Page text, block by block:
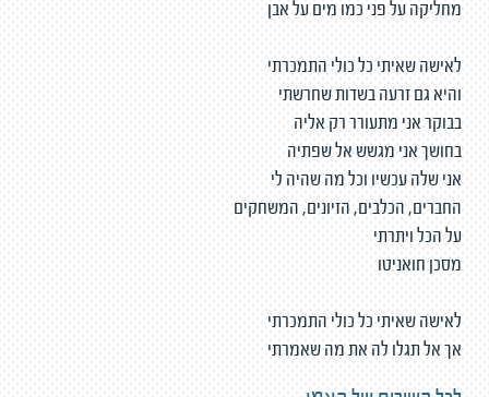
מחליקה על פני כמו מים על אבן
לאישה שאיתי כל כולי התמכרתי
והיא גם זרעה בשדות שחרשתי
בבוקר אני מתעורר רק אליה
בחושך אני מגשש אל שפתיה
אני שלה עכשיו וכל מה שהיה לי
החברים, הכלבים, הזיונים, המשחקים
על הכל ויתרתי
מסכן חואניטו
לאישה שאיתי כל כולי התמכרתי
אך אל תגלו לה את מה שאמרתי